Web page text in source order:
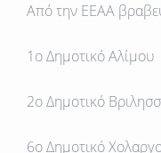
Από την ΕΕΑΑ
1ο Δημοτικό Aλίμου
2ο Δημοτικό
6ο Δημοτικό